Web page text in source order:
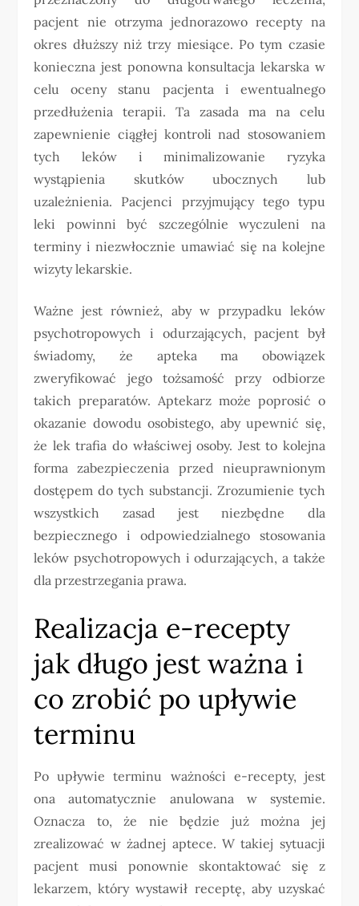
pacjent nie otrzyma jednorazowo recepty na
okres dłuższy niż trzy miesiące. Po tym czasie
konieczna jest ponowna konsultacja lekarska w
celu oceny stanu pacjenta i ewentualnego
przedłużenia terapii. Ta zasada ma na celu
zapewnienie ciągłej kontroli nad stosowaniem
tych leków i minimalizowanie ryzyka
wystąpienia skutków ubocznych lub
uzależnienia. Pacjenci przyjmujący tego typu
leki powinni być szczególnie wyczuleni na
terminy i niezwłocznie umawiać się na kolejne
wizyty lekarskie.
Ważne jest również, aby w przypadku leków
psychotropowych i odurzających, pacjent był
świadomy, że apteka ma obowiązek
zweryfikować jego tożsamość przy odbiorze
takich preparatów. Aptekarz może poprosić o
okazanie dowodu osobistego, aby upewnić się,
że lek trafia do właściwej osoby. Jest to kolejna
forma zabezpieczenia przed nieuprawnionym
dostępem do tych substancji. Zrozumienie tych
wszystkich zasad jest niezbędne dla
bezpiecznego i odpowiedzialnego stosowania
leków psychotropowych i odurzających, a także
dla przestrzegania prawa.
Realizacja e-recepty
jak długo jest ważna i
co zrobić po upływie
terminu
Po upływie terminu ważności e-recepty, jest
ona automatycznie anulowana w systemie.
Oznacza to, że nie będzie już można jej
zrealizować w żadnej aptece. W takiej sytuacji
pacjent musi ponownie skontaktować się z
lekarzem, który wystawił receptę, aby uzyskać